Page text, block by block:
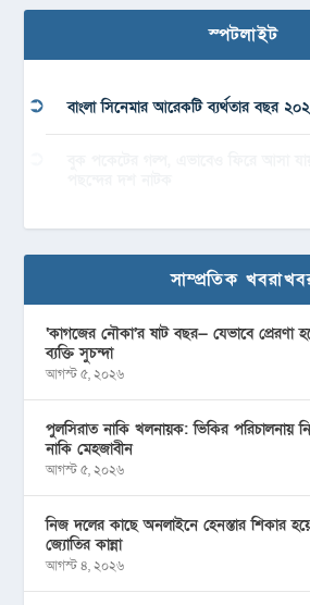
স্পটলাইট
বাংলা সিনেমার আরেকটি ব্যর্থতার বছর
সাম্প্রতিক
‘কাগজের নৌকা’র ষাট বছর— যেভাবে প্রেরণা
ব্যক্তি সুচন্দা
আগস্ট ৫, ২০২৬
পুলসিরাত নাকি খলনায়ক: ভিকির পরিচালনায়
নাকি মেহজাবীন
আগস্ট ৫, ২০২৬
নিজ দলের কাছে অনলাইনে হেনস্তার শিকার
জ্যোতির কান্না
আগস্ট ৪, ২০২৬